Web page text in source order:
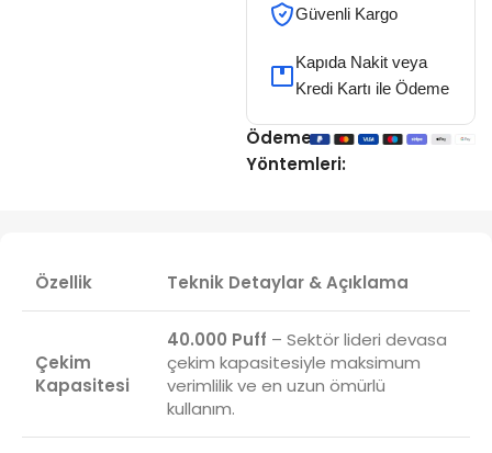
Güvenli Kargo
Kapıda Nakit veya
Kredi Kartı ile Ödeme
Ödeme
Yöntemleri:
Özellik Teknik Detaylar & Açıklama
Çekim
Kapasitesi
40.000 Puff – Sektör lideri devasa
çekim kapasitesiyle maksimum
verimlilik ve en uzun ömürlü
kullanım.